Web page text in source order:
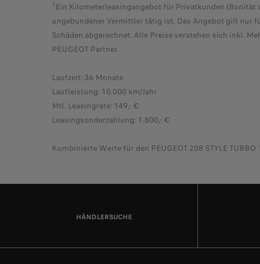
1 Ein Kilometerleasingangebot für Privatkunden (Bonität
ungebundener Vermittler tätig ist. Das Angebot gilt nur
Schäden abgerechnet. Alle Preise verstehen sich inkl.
PEUGEOT Partner.
Laufzeit: 36 Monate
Laufleistung: 10.000 km/Jahr
Mtl. Leasingrate: 149,- €
Leasingsonderzahlung: 1.800,- €
Kombinierte Werte für den PEUGEOT 208 STYLE
HÄNDLERSUCHE